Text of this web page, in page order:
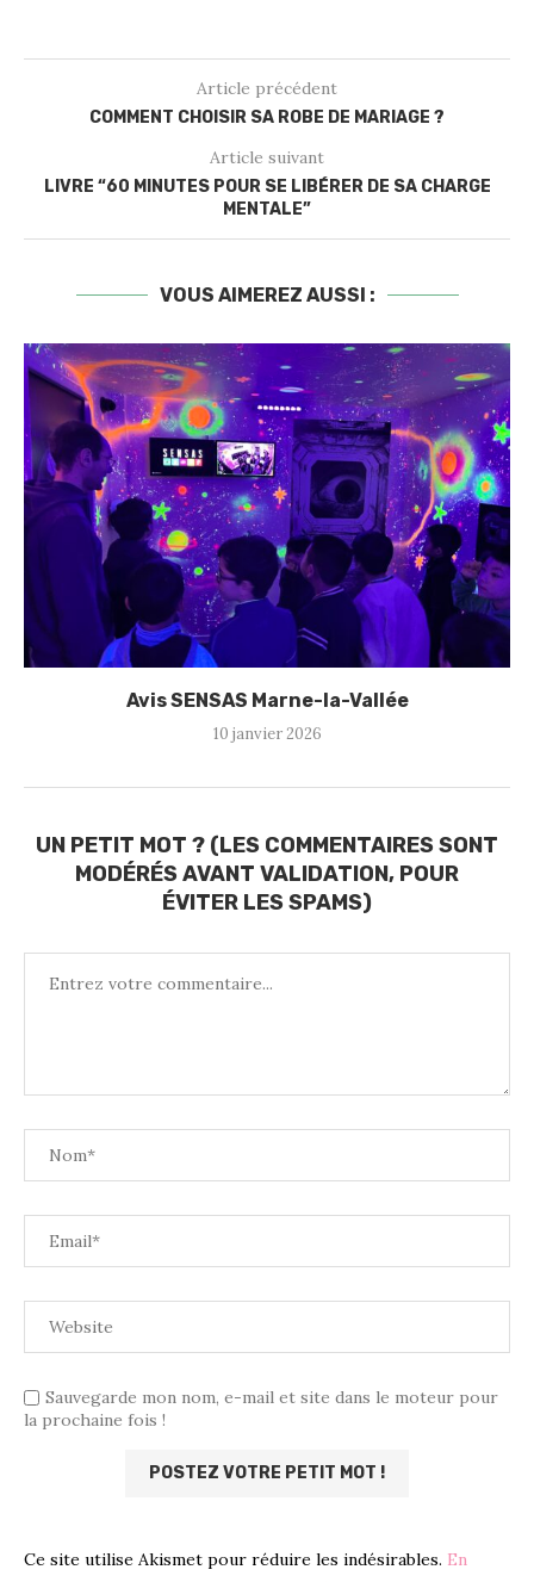
Article précédent
COMMENT CHOISIR SA ROBE DE MARIAGE ?
Article suivant
LIVRE “60 MINUTES POUR SE LIBÉRER DE SA CHARGE
MENTALE”
VOUS AIMEREZ AUSSI :
Avis SENSAS Marne-la-Vallée
10 janvier 2026
UN PETIT MOT ? (LES COMMENTAIRES SONT
MODÉRÉS AVANT VALIDATION, POUR
ÉVITER LES SPAMS)
Sauvegarde mon nom, e-mail et site dans le moteur pour
la prochaine fois !
Ce site utilise Akismet pour réduire les indésirables. En